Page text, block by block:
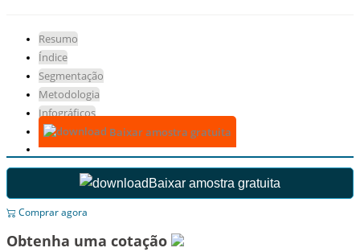
Resumo
Índice
Segmentação
Metodologia
Infográficos
Baixar amostra gratuita
Baixar amostra gratuita
Comprar agora
Obtenha uma cotação